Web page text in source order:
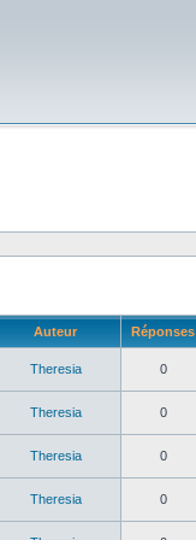
Auteur Réponses
Theresia 0
Theresia 0
Theresia 0
Theresia 0